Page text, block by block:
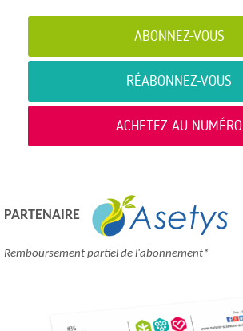
ABONNEZ-VOUS
RÉABONNEZ-VOUS
ACHETEZ AU NUMÉRO
PARTENAIRE
Remboursement partiel de l'abonnement*